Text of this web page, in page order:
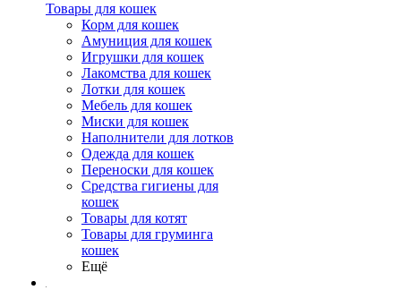
Товары для кошек
Корм для кошек
Амуниция для кошек
Игрушки для кошек
Лакомства для кошек
Лотки для кошек
Мебель для кошек
Миски для кошек
Наполнители для лотков
Одежда для кошек
Переноски для кошек
Средства гигиены для
кошек
Товары для котят
Товары для груминга
кошек
Ещё